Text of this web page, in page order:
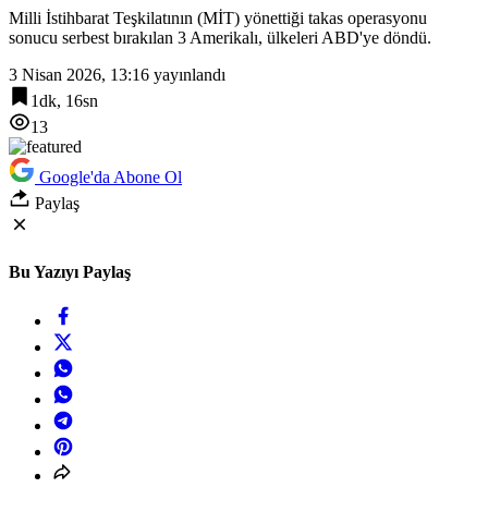
Milli İstihbarat Teşkilatının (MİT) yönettiği takas operasyonu
sonucu serbest bırakılan 3 Amerikalı, ülkeleri ABD'ye döndü.
3 Nisan 2026, 13:16 yayınlandı
1dk, 16sn
13
Google'da Abone Ol
Paylaş
Bu Yazıyı Paylaş